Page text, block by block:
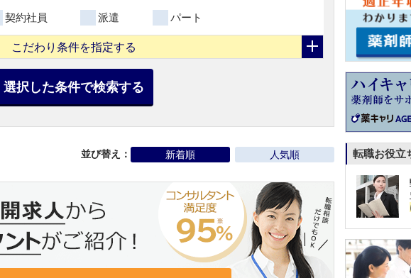
契約社員 派遣 パート
こだわり条件を指定する
選択した条件で検索する
並び替え： 新着順 人気順 転職お役立